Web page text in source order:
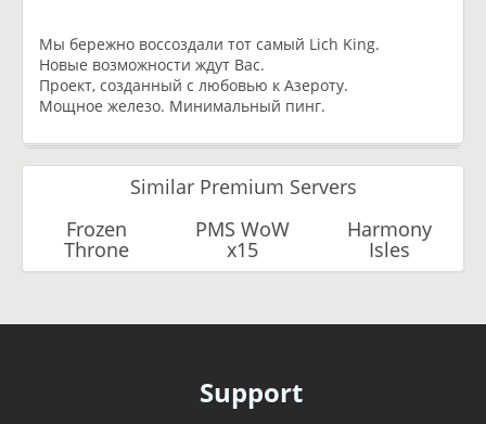
Мы бережно воссоздали тот самый Lich King.
Новые возможности ждут Вас.
Проект, созданный с любовью к Азероту.
Мощное железо. Минимальный пинг.
Similar Premium Servers
Frozen
Throne
PMS WoW
x15
Harmony
Isles
Support